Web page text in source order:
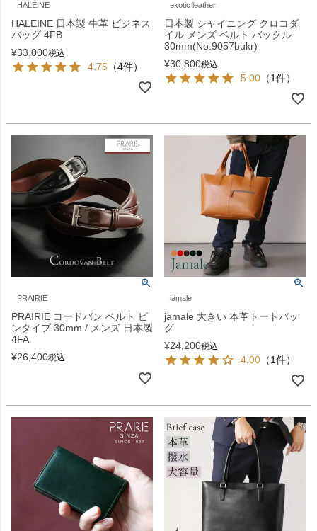
HALEINE
HALEINE 日本製 牛革 ビジネス
バッグ 4FB
¥33,000税込
4.75 （4件）
exotic leather
日本製 シャイニング クロコダ
イル メンズ ベルト バックル
30mm(No.9057bukr)
¥30,800税込
5.00 （1件）
PRAIRIE
PRAIRIE コードバン ベルト ピ
ンタイプ 30mm / メンズ 日本製
4FA
¥26,400税込
jamale
jamale 大きい 本革トートバッ
グ
¥24,200税込
4.00 （1件）